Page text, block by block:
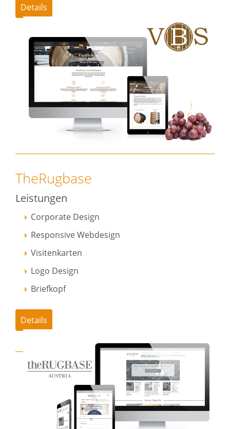
Details
TheRugbase
Leistungen
Corporate Design
Responsive Webdesign
Visitenkarten
Logo Design
Briefkopf
Details